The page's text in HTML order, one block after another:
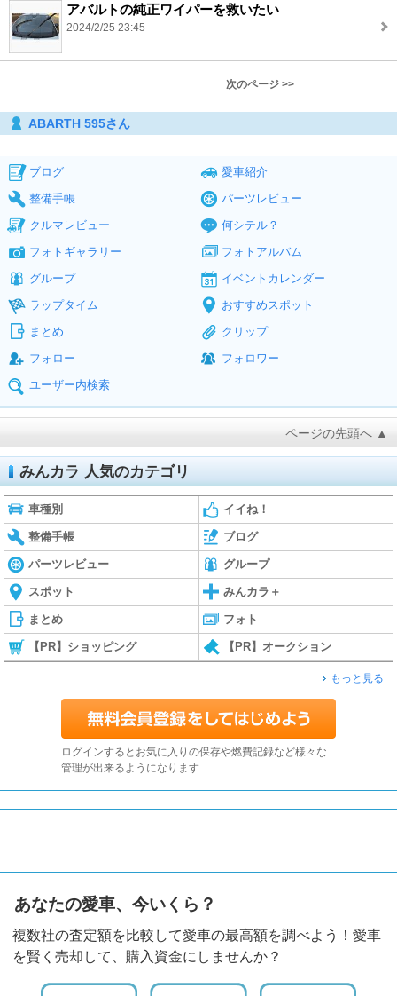
アバルトの純正ワイパーを救いたい
2024/2/25 23:45
次のページ >>
ABARTH 595さん
ブログ
愛車紹介
整備手帳
パーツレビュー
クルマレビュー
何シテル？
フォトギャラリー
フォトアルバム
グループ
イベントカレンダー
ラップタイム
おすすめスポット
まとめ
クリップ
フォロー
フォロワー
ユーザー内検索
ページの先頭へ ▲
みんカラ 人気のカテゴリ
車種別 イイね！
整備手帳 ブログ
パーツレビュー グループ
スポット みんカラ＋
まとめ フォト
【PR】ショッピング 【PR】オークション
もっと見る
ログインするとお気に入りの保存や燃費記録など様々な
管理が出来るようになります
あなたの愛車、今いくら？
複数社の査定額を比較して愛車の最高額を調べよう！愛車
を賢く売却して、購入資金にしませんか？